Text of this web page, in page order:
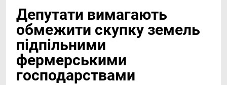
Депутати вимагають
обмежити скупку земель
підпільними
фермерськими
господарствами